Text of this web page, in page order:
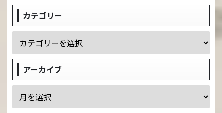
カテゴリー
アーカイブ